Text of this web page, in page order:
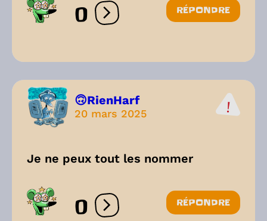
0 Ouvrir les réactions
RÉPONDRE
🙃RienHarf
20 mars 2025
Je ne peux tout les nommer
0 Ouvrir les réactions
RÉPONDRE